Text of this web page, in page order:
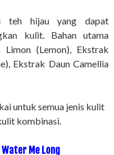
teh hijau yang dapat
kulit. Bahan utama
(Lemon), Ekstrak
Ekstrak Daun Camellia
untuk semua jenis kulit
kombinasi.
Me Long